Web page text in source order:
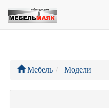
Мебель Модели